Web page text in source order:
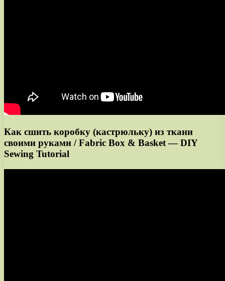
Как сшить коробку (кастрюльку) из ткани
своими руками / Fabric Box & Basket — DIY
Sewing Tutorial